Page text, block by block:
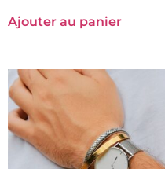
Ajouter au panier